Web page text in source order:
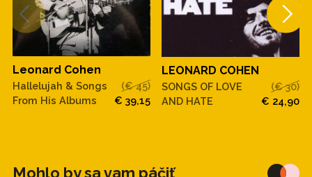
Leonard Cohen
Hallelujah & Songs
From His Albums
(€ 45)
€ 39,15
LEONARD COHEN
SONGS OF LOVE
AND HATE
(€ 30)
€ 24,90
Mohlo by sa vam páčiť